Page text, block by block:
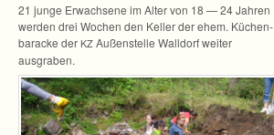
21 junge Erwach­sene im Alter von 18 — 24 Jah­ren
wer­den drei Wochen den Kel­ler der ehem. Küchen­
ba­ra­cke der KZ Außen­stelle Wall­dorf wei­ter
ausgraben.